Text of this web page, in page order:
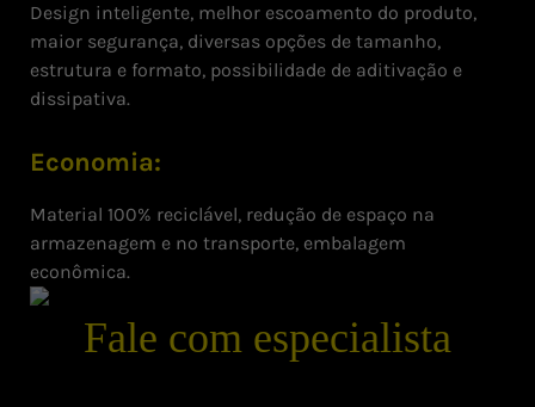
Design inteligente, melhor escoamento do produto,
maior segurança, diversas opções de tamanho,
estrutura e formato, possibilidade de aditivação e
dissipativa.
Economia:
Material 100% reciclável, redução de espaço na
armazenagem e no transporte, embalagem
econômica.
Fale com especialista